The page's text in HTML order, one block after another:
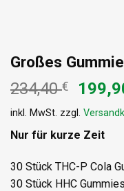
Großes
234,40€
Preis
war:
inkl. MwSt. zzgl.
Nur für kurze Zeit
30 Stück THC-P Cola
30 Stück HHC